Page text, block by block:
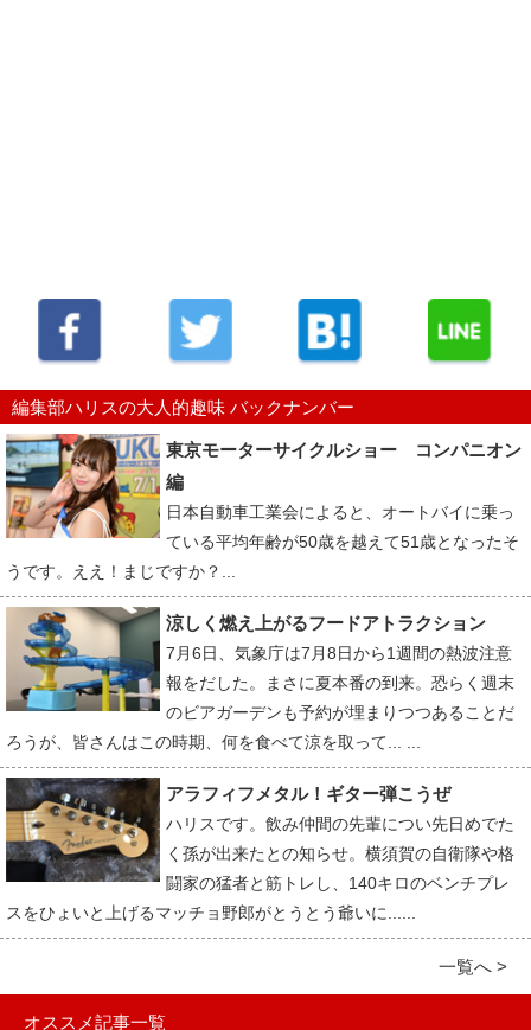
編集部ハリスの大人的趣味 バックナンバー
東京モーターサイクルショー コンパニオン
編
日本自動車工業会によると、オートバイに乗っ
ている平均年齢が50歳を越えて51歳となったそ
うです。ええ！まじですか？...
涼しく燃え上がるフードアトラクション
7月6日、気象庁は7月8日から1週間の熱波注意
報をだした。まさに夏本番の到来。恐らく週末
のビアガーデンも予約が埋まりつつあることだ
ろうが、皆さんはこの時期、何を食べて涼を取って... ...
アラフィフメタル！ギター弾こうぜ
ハリスです。飲み仲間の先輩につい先日めでた
く孫が出来たとの知らせ。横須賀の自衛隊や格
闘家の猛者と筋トレし、140キロのベンチプレ
スをひょいと上げるマッチョ野郎がとうとう爺いに......
一覧へ >
オススメ記事一覧